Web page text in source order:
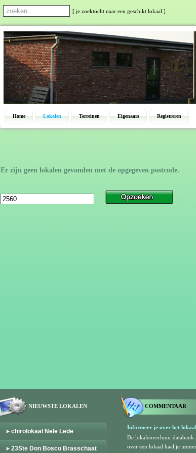
[ je zoektocht naar een geschikt lokaal ]
Home Lokalen Terreinen Eigenaars Registreren
Er zijn geen lokalen gevonden met de opgegeven postcode.
NIEUWSTE LOKALEN
chirolokaal Nele Lede
23Ste Don Bosco Brasschaat
COMMENTAAR
Informeer je over het
De lokalenverhuur databank
over een lokaal haal je